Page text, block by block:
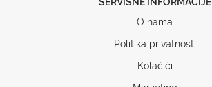
O nama
Politika privatnosti
Kolačići